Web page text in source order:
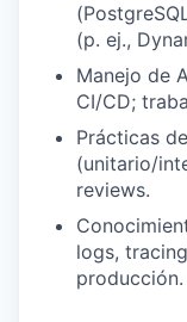
(p. ej.,
Manejo de
CI/CD;
Prácticas
(unitario/
reviews.
logs,
producción.